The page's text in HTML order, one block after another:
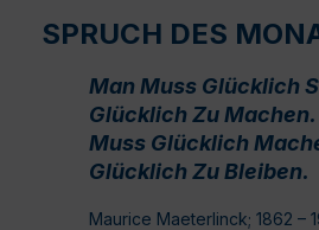
SPRUCH DES
Man Muss Glücklich
Glücklich Zu Machen.
Muss Glücklich
Glücklich Zu Bleiben.
Maurice Maeterlinck; 1862 –